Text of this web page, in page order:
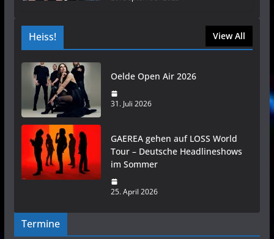
Heiss! View All
Oelde Open Air 2026
31. Juli 2026
GAEREA gehen auf LOSS World
Tour – Deutsche Headlineshows
im Sommer
25. April 2026
Termine